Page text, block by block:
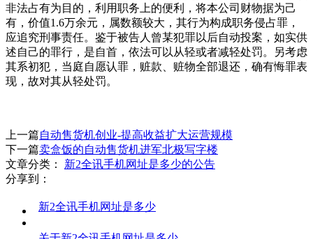
非法占有为目的，利用职务上的便利，将本公司财物据为己
有，价值1.6万余元，属数额较大，其行为构成职务侵占罪，
应追究刑事责任。鉴于被告人曾某犯罪以后自动投案，如实供
述自己的罪行，是自首，依法可以从轻或者减轻处罚。另考虑
其系初犯，当庭自愿认罪，赃款、赃物全部退还，确有悔罪表
现，故对其从轻处罚。
上一篇自动售货机创业-提高收益扩大运营规模
下一篇卖盒饭的自动售货机进军北极写字楼
文章分类：
新2全讯手机网址是多少的公告
分享到：
新2全讯手机网址是多少